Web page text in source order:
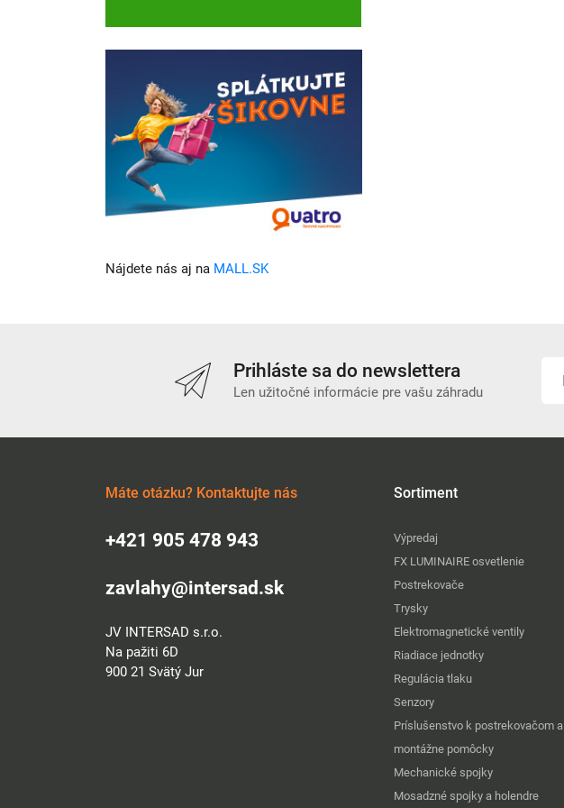
Nájdete nás aj na MALL.SK
Prihláste sa do newslettera
Len užitočné informácie pre vašu záhradu
Máte otázku? Kontaktujte nás
+421 905 478 943
zavlahy@intersad.sk
JV INTERSAD s.r.o.
Na pažiti 6D
900 21 Svätý Jur
Sortiment
Výpredaj
FX LUMINAIRE osvetlenie
Postrekovače
Trysky
Elektromagnetické ventily
Riadiace jednotky
Regulácia tlaku
Senzory
Príslušenstvo k postrekovačom a
montážne pomôcky
Mechanické spojky
Mosadzné spojky a holendre